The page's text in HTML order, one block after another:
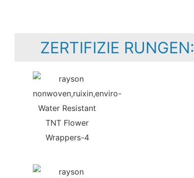
ZERTIFIZIE RUNGEN: